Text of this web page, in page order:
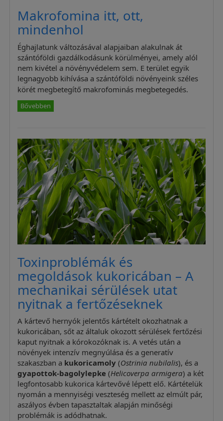
Makrofomina itt, ott,
mindenhol
Éghajlatunk változásával alapjaiban alakulnak át
szántóföldi gazdálkodásunk körülményei, amely alól
nem kivétel a növényvédelem sem. E terület egyik
legnagyobb kihívása a szántóföldi növényeink széles
körét megbetegítő makrofominás megbetegedés.
Bővebben
Toxinproblémák és
megoldások kukoricában – A
mechanikai sérülések utat
nyitnak a fertőzéseknek
A kártevő hernyók jelentős kártételt okozhatnak a
kukoricában, sőt az általuk okozott sérülések fertőzési
kaput nyitnak a kórokozóknak is. A vetés után a
növények intenzív megnyúlása és a generatív
szakaszban a kukoricamoly (Ostrinia nubilalis), és a
gyapottok-bagolylepke (Helicoverpa armigera) a két
legfontosabb kukorica kártevővé lépett elő. Kártételük
nyomán a mennyiségi veszteség mellett az elmúlt pár,
aszályos évben tapasztaltak alapján minőségi
problémák is adódhatnak.